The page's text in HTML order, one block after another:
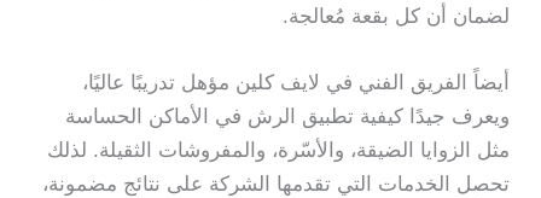
لضمان أن كل بقعة مُعالجة.
أيضاً الفريق الفني في لايف كلين مؤهل تدريبًا عاليًا،
ويعرف جيدًا كيفية تطبيق الرش في الأماكن الحساسة
مثل الزوايا الضيقة، والأسّرة، والمفروشات الثقيلة. لذلك
تحصل الخدمات التي تقدمها الشركة على نتائج مضمونة،